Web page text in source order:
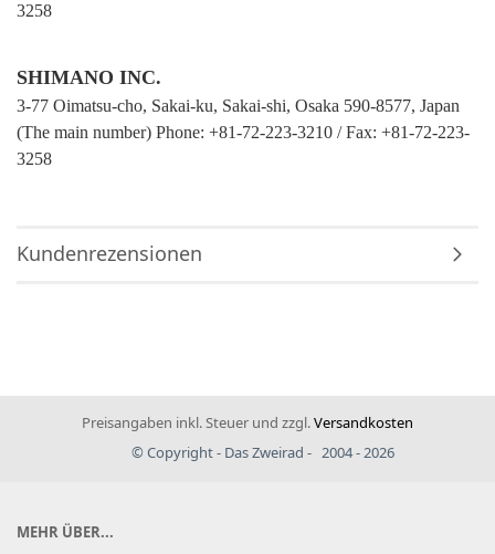
3258
SHIMANO INC.
3-77 Oimatsu-cho, Sakai-ku, Sakai-shi, Osaka 590-8577, Japan
(The main number) Phone: +81-72-223-3210 / Fax: +81-72-223-
3258
Kundenrezensionen
Preisangaben inkl. Steuer und zzgl.Versandkosten
© Copyright - Das Zweirad - 2004 - 2026
MEHR ÜBER...